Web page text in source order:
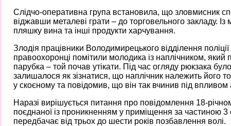
Слідчо-оперативна група встановила, що зловмисник
віджавши металеві грати – до торговельного закладу.
пляшку вина та інші продукти харчування.
Злодія працівники Володимирецького відділення
правоохоронці помітили молодика із наплічником, який
парубка – той почав утікати. Під час огляду рюкзака
залишалося як зізнатися, що наплічник належить його
у скоєному та повідомив, що він так вчинив під впливом
Наразі вирішується питання про повідомлення 18-
поєднаної із проникненням у приміщення за частиною 3
передбачає від трьох до шести років позбавлення волі.